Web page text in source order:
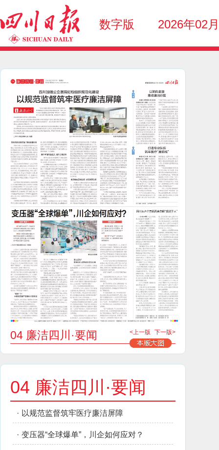
数字版 2026年02
04 廉洁四川·要闻 <上一版 下一版>
04 廉洁四川·要闻
· 以规范监督筑牢医疗廉洁屏障
· 变压器“全球爆单”，川企如何应对？